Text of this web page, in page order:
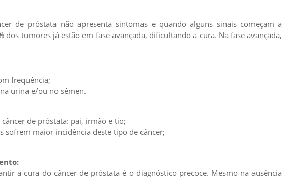
de próstata não apresenta sintomas e quando alguns sinais começam a
dos tumores já estão em fase avançada, dificultando a cura. Na fase avançada,
frequência;
urina e/ou no sêmen.
de próstata: pai, irmão e tio;
sofrem maior incidência deste tipo de câncer;
a cura do câncer de próstata é o diagnóstico precoce. Mesmo na ausência